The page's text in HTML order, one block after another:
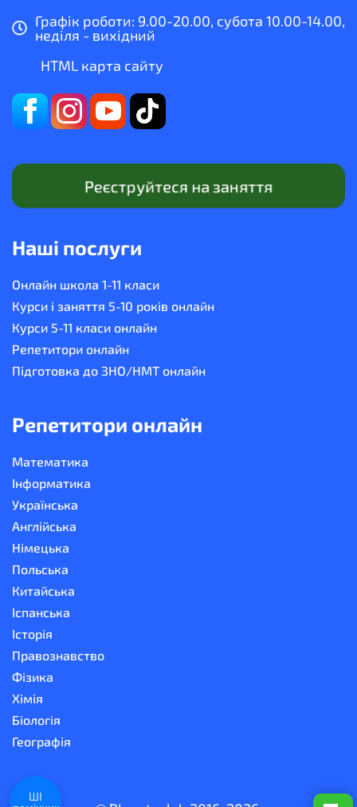
Графік роботи: 9.00-20.00, субота 10.00-14.00,
неділя - вихідний
HTML карта сайту
Реєструйтеся на заняття
Наші послуги
Онлайн школа 1-11 класи
Курси і заняття 5-10 років онлайн
Курси 5-11 класи онлайн
Репетитори онлайн
Підготовка до ЗНО/НМТ онлайн
Репетитори онлайн
Математика
Інформатика
Українська
Англійська
Німецька
Польська
Китайська
Іспанська
Історія
Правознавство
Фізика
Хімія
Біологія
Географія
ШІ